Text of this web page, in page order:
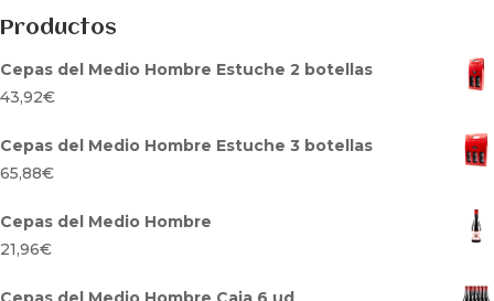
Productos
Cepas del Medio Hombre Estuche 2 botellas
43,92€
Cepas del Medio Hombre Estuche 3 botellas
65,88€
Cepas del Medio Hombre
21,96€